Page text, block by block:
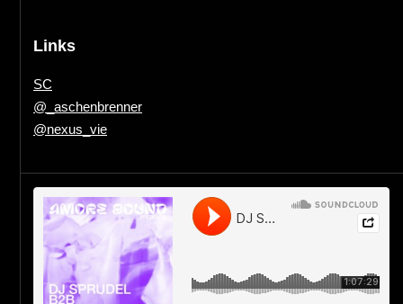
Links
SC
@_aschenbrenner
@nexus_vie